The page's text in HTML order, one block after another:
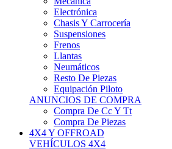
Chasis Y Carrocería
Suspensiones
Frenos
Llantas
Neumáticos
Resto De Piezas
Equipación Piloto
ANUNCIOS DE COMPRA
Compra De Cc Y Tt
Compra De Piezas
4X4 Y OFFROAD
VEHÍCULOS 4X4
Prototipos